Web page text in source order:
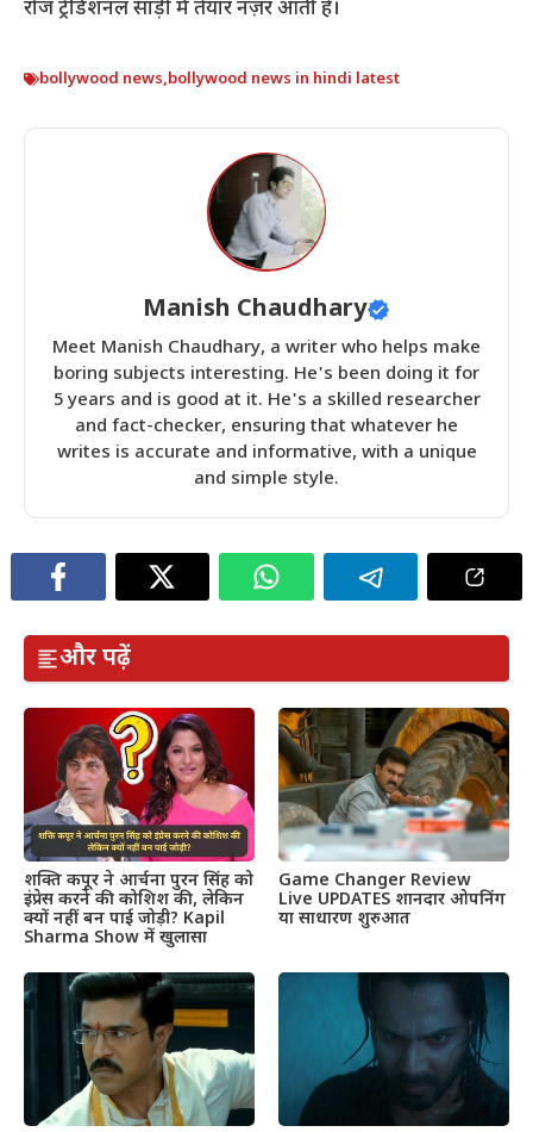
रोज ट्रेडिशनल साड़ी में तैयार नज़र आती है।
bollywood news,bollywood news in hindi latest
Manish Chaudhary
Meet Manish Chaudhary, a writer who helps make
boring subjects interesting. He's been doing it for
5 years and is good at it. He's a skilled researcher
and fact-checker, ensuring that whatever he
writes is accurate and informative, with a unique
and simple style.
और पढ़ें
शक्ति कपूर ने आर्चना पुरन सिंह को
इंप्रेस करने की कोशिश की, लेकिन
क्यों नहीं बन पाई जोड़ी? Kapil
Sharma Show में खुलासा
Game Changer Review
Live UPDATES शानदार ओपनिंग
या साधारण शुरुआत